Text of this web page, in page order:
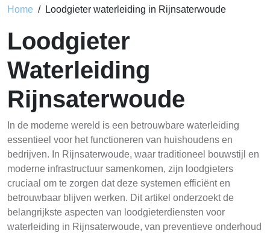
Home Loodgieter waterleiding in Rijnsaterwoude
Loodgieter
Waterleiding
Rijnsaterwoude
In de moderne wereld is een betrouwbare waterleiding
essentieel voor het functioneren van huishoudens en
bedrijven. In Rijnsaterwoude, waar traditioneel bouwstijl en
moderne infrastructuur samenkomen, zijn loodgieters
cruciaal om te zorgen dat deze systemen efficiënt en
betrouwbaar blijven werken. Dit artikel onderzoekt de
belangrijkste aspecten van loodgieterdiensten voor
waterleiding in Rijnsaterwoude, van preventieve onderhoud